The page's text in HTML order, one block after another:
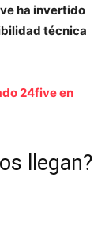
ha invertido
técnica
24five en
llegan?